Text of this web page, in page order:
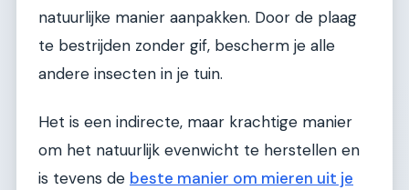
natuurlijke manier aanpakken. Door de plaag
te bestrijden zonder gif, bescherm je alle
andere insecten in je tuin.
Het is een indirecte, maar krachtige manier
om het natuurlijk evenwicht te herstellen en
is tevens de beste manier om mieren uit je